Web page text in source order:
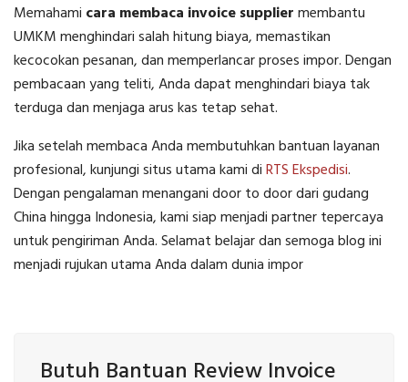
Memahami cara membaca invoice suppliermembantu
UMKM menghindari salah hitung biaya, memastikan
kecocokan pesanan, dan memperlancar proses impor. Dengan
pembacaan yang teliti, Anda dapat menghindari biaya tak
terduga dan menjaga arus kas tetap sehat.
Jika setelah membaca Anda membutuhkan bantuan layanan
profesional, kunjungi situs utama kami diRTS Ekspedisi.
Dengan pengalaman menangani door to door dari gudang
China hingga Indonesia, kami siap menjadi partner tepercaya
untuk pengiriman Anda. Selamat belajar dan semoga blog ini
menjadi rujukan utama Anda dalam dunia impor
Butuh Bantuan Review Invoice